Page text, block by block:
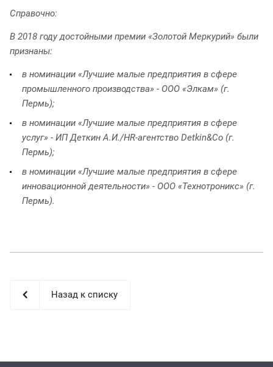
Справочно:
В 2018 году достойными премии «Золотой Меркурий» были
признаны:
в номинации «Лучшие малые предприятия в сфере
промышленного производства» - ООО «Элкам» (г.
Пермь);
в номинации «Лучшие малые предприятия в сфере
услуг» - ИП Деткин А.И./HR-агентство Detkin&Co (г.
Пермь);
в номинации «Лучшие малые предприятия в сфере
инновационной деятельности» - ООО «Технотроникс» (г.
Пермь).
Назад к списку